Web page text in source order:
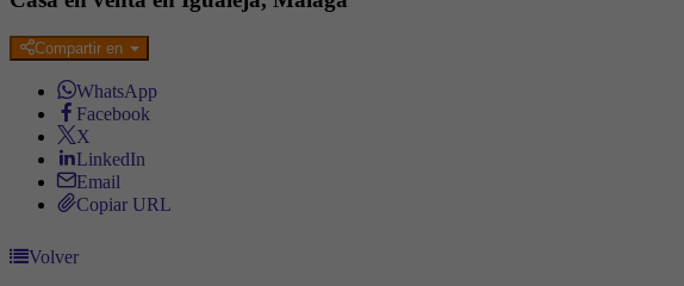
Compartir en
WhatsApp
Facebook
X
LinkedIn
Email
Copiar URL
Volver